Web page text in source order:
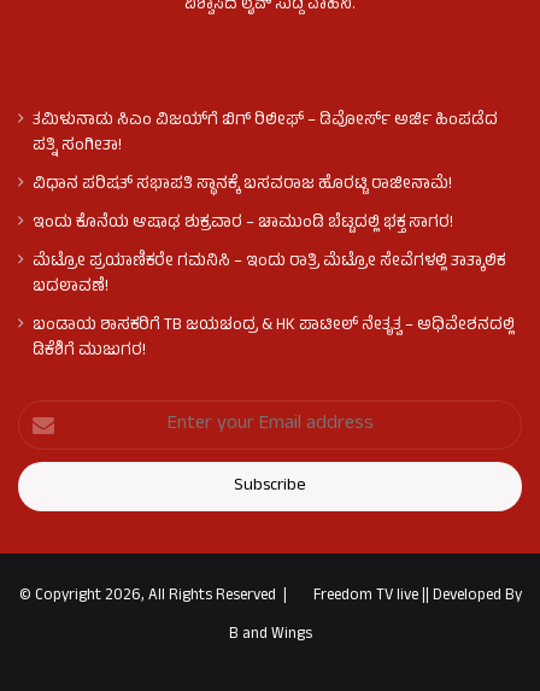
ವಿಶ್ವಾಸದ ಲೈವ್ ಸುದ್ದಿ ವಾಹಿನಿ.
ತಮಿಳುನಾಡು ಸಿಎಂ ವಿಜಯ್‌ಗೆ ಬಿಗ್ ರಿಲೀಫ್ – ಡಿವೋರ್ಸ್ ಅರ್ಜಿ ಹಿಂಪಡೆದ
ಪತ್ನಿ ಸಂಗೀತಾ!
ವಿಧಾನ ಪರಿಷತ್ ಸಭಾಪತಿ ಸ್ಥಾನಕ್ಕೆ ಬಸವರಾಜ ಹೊರಟ್ಟಿ ರಾಜೀನಾಮೆ!
ಇಂದು ಕೊನೆಯ ಆಷಾಢ ಶುಕ್ರವಾರ – ಚಾಮುಂಡಿ ಬೆಟ್ಟದಲ್ಲಿ ಭಕ್ತ ಸಾಗರ!
ಮೆಟ್ರೋ ಪ್ರಯಾಣಿಕರೇ ಗಮನಿಸಿ – ಇಂದು ರಾತ್ರಿ ಮೆಟ್ರೋ ಸೇವೆಗಳಲ್ಲಿ ತಾತ್ಕಾಲಿಕ
ಬದಲಾವಣೆ!
ಬಂಡಾಯ ಶಾಸಕರಿಗೆ TB ಜಯಚಂದ್ರ & HK ಪಾಟೀಲ್ ನೇತೃತ್ವ – ಅಧಿವೇಶನದಲ್ಲಿ
ಡಿಕೆಶಿಗೆ ಮುಜುಗರ!
© Copyright 2026, All Rights Reserved | Freedom TV live||Developed By
B and Wings